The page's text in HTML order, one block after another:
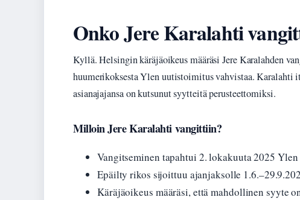
Onko Jere Karalahti
Kyllä. Helsingin käräjäoikeus määräsi Jere Karalahden
huumerikoksesta Ylen uutistoimitus vahvistaa. Karalahti
asianajajansa on kutsunut syytteitä perusteettomiksi.
Milloin Jere Karalahti vangittiin?
Vangitseminen tapahtui 2. lokakuuta 2025
Epäilty rikos sijoittuu ajanjaksolle
Käräjäoikeus määräsi, että mahdollinen syyte